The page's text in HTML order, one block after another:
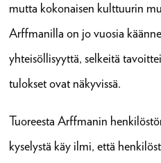
mutta kokonaisen kulttuurin
Arffmanilla on jo vuosia
yhteisöllisyyttä, selkeitä
tulokset ovat näkyvissä.
Tuoreesta Arffmanin
kyselystä käy ilmi, että